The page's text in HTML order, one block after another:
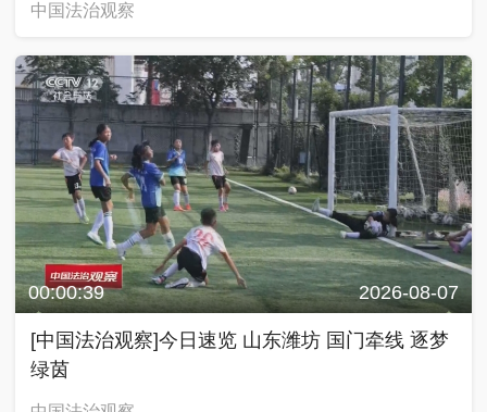
中国法治观察
00:00:39 2026-08-07
[中国法治观察]今日速览 山东潍坊 国门牵线 逐梦
绿茵